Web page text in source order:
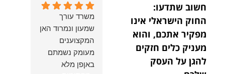
חשוב שתדעו:
החוק הישראלי אינו
מפקיר אתכם, והוא
מעניק כלים חזקים
להגן על העסק
משרד עורך
שמעון ונמרוד האן
המקצוענים
מעומק נשמתם
באןפן מלא